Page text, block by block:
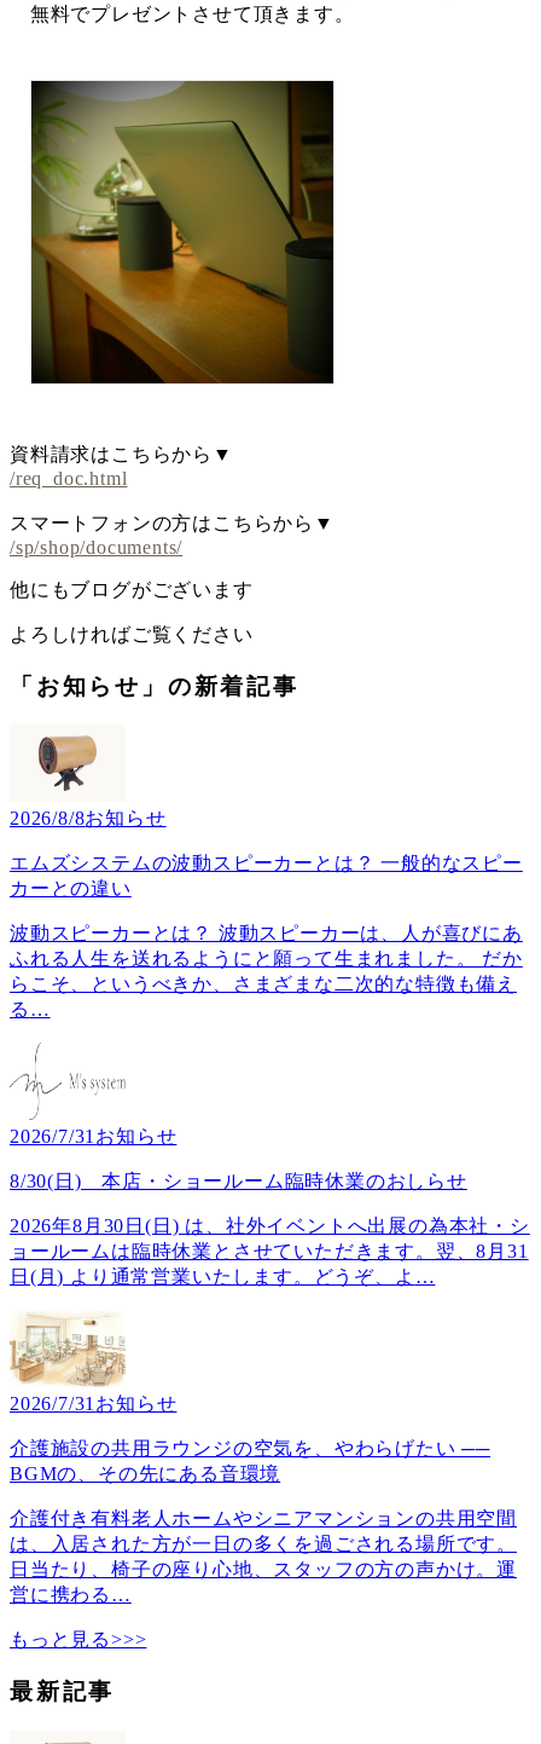
無料でプレゼントさせて頂きます。
資料請求はこちらから▼
/req_doc.html
スマートフォンの方はこちらから▼
/sp/shop/documents/
他にもブログがございます
よろしければご覧ください
「お知らせ」の新着記事
2026/8/8お知らせ
エムズシステムの波動スピーカーとは？ 一般的なスピー
カーとの違い
波動スピーカーとは？ 波動スピーカーは、人が喜びにあ
ふれる人生を送れるようにと願って生まれました。 だか
らこそ、というべきか、さまざまな二次的な特徴も備え
る …
2026/7/31お知らせ
8/30(日) 本店・ショールーム臨時休業のおしらせ
2026年8月30日(日) は、社外イベントへ出展の為本社・シ
ョールームは臨時休業とさせていただきます。翌、8月31
日(月) より通常営業いたします。どうぞ、よ …
2026/7/31お知らせ
介護施設の共用ラウンジの空気を、やわらげたい ──
BGMの、その先にある音環境
介護付き有料老人ホームやシニアマンションの共用空間
は、入居された方が一日の多くを過ごされる場所です。
日当たり、椅子の座り心地、スタッフの方の声かけ。運
営に携わる …
もっと見る>>>
最新記事